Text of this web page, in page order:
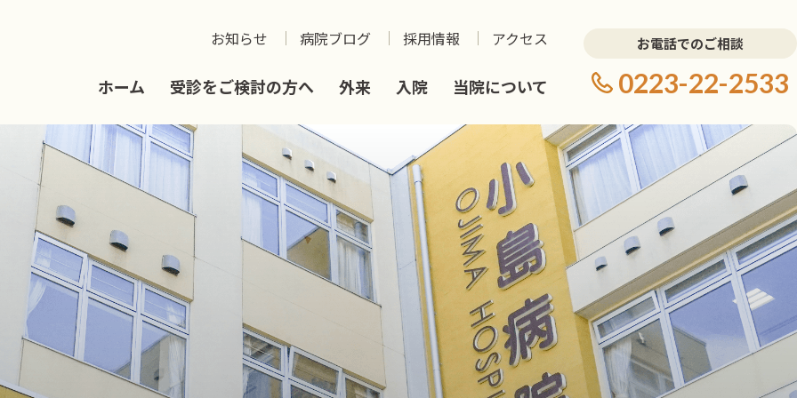
ホーム 受診をご検討の方へ 外来 入院 当院について
お知らせ 病院ブログ 採用情報 アクセス お電話でのご相談
0223-22-2533